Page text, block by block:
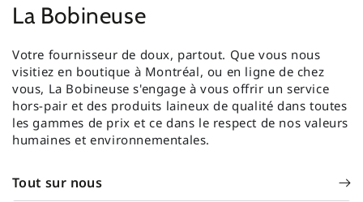
La Bobineuse
Votre fournisseur de doux, partout. Que vous nous
visitiez en boutique à Montréal, ou en ligne de chez
vous, La Bobineuse s'engage à vous offrir un service
hors-pair et des produits laineux de qualité dans toutes
les gammes de prix et ce dans le respect de nos valeurs
humaines et environnementales.
Tout sur nous